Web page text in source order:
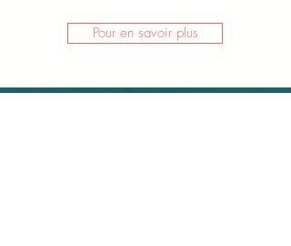
Pour en savoir plus